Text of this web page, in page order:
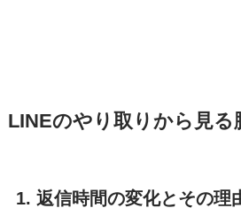
LINEのやり取りから見
1. 返信時間の変化とその理